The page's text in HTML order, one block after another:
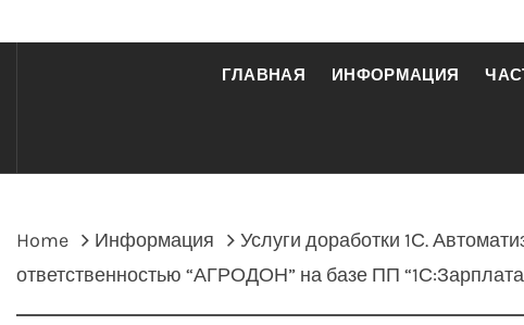
ГЛАВНАЯ ИНФОРМАЦИЯ
Home Информация
Услуги доработки 1С.
ответственностью “АГРОДОН” на базе ПП